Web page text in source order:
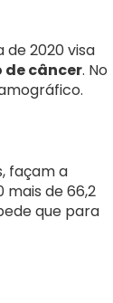
de 2020 visa
de câncer. No
façam a
mais de 66,2
que para